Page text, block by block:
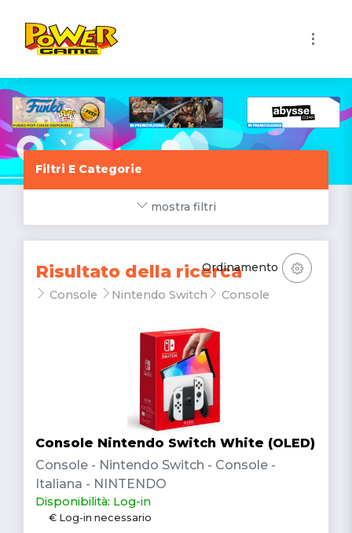
Filtri E Categorie
mostra filtri
Risultato della ricerca
Console Nintendo Switch Console
Ordinamento
Console Nintendo Switch White (OLED)
Console - Nintendo Switch - Console -
Italiana - NINTENDO
Disponibilità: Log-in
€ Log-in necessario